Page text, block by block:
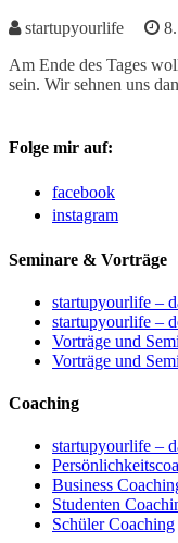
startupyourlife
Am Ende des Tages
sein. Wir sehnen uns
Folge mir auf:
facebook
instagram
Seminare & Vorträge
startupyourlife –
startupyourlife –
Vorträge und
Vorträge und
Coaching
startupyourlife –
Business
Studenten
Schüler Coaching